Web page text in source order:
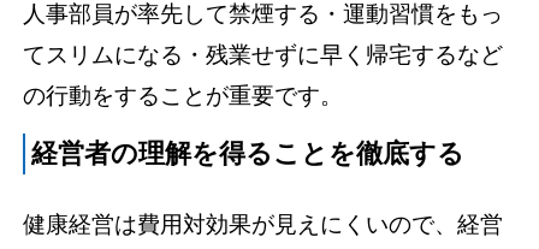
人事部員が率先して禁煙する・運動習慣をもっ
てスリムになる・残業せずに早く帰宅するなど
の行動をすることが重要です。
経営者の理解を得ることを徹底する
健康経営は費用対効果が見えにくいので、経営